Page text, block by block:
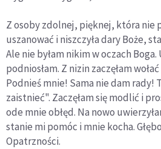
Z osoby zdolnej, pięknej, która nie
uszanować i niszczyła dary Boże,
Ale nie byłam nikim w oczach Boga.
podniosłam. Z nizin zaczęłam
Podnieś mnie! Sama nie dam rady!
zaistnieć". Zaczęłam się modlić i
ode mnie obłęd. Na nowo
stanie mi pomóc i mnie kocha.
Opatrzności.